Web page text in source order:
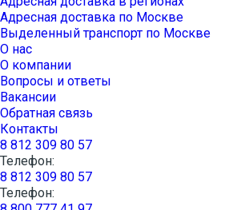
Адресная доставка по Москве
Выделенный транспорт по Москве
О нас
О компании
Вопросы и ответы
Вакансии
Обратная связь
Контакты
8 812 309 80 57
Телефон:
8 812 309 80 57
Телефон: